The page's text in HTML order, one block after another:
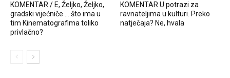
KOMENTAR / E, Željko, Željko,
gradski vijećniče … što ima u
tim Kinematografima toliko
privlačno?
KOMENTAR U potrazi za
ravnateljima u kulturi. Preko
natječaja? Ne, hvala